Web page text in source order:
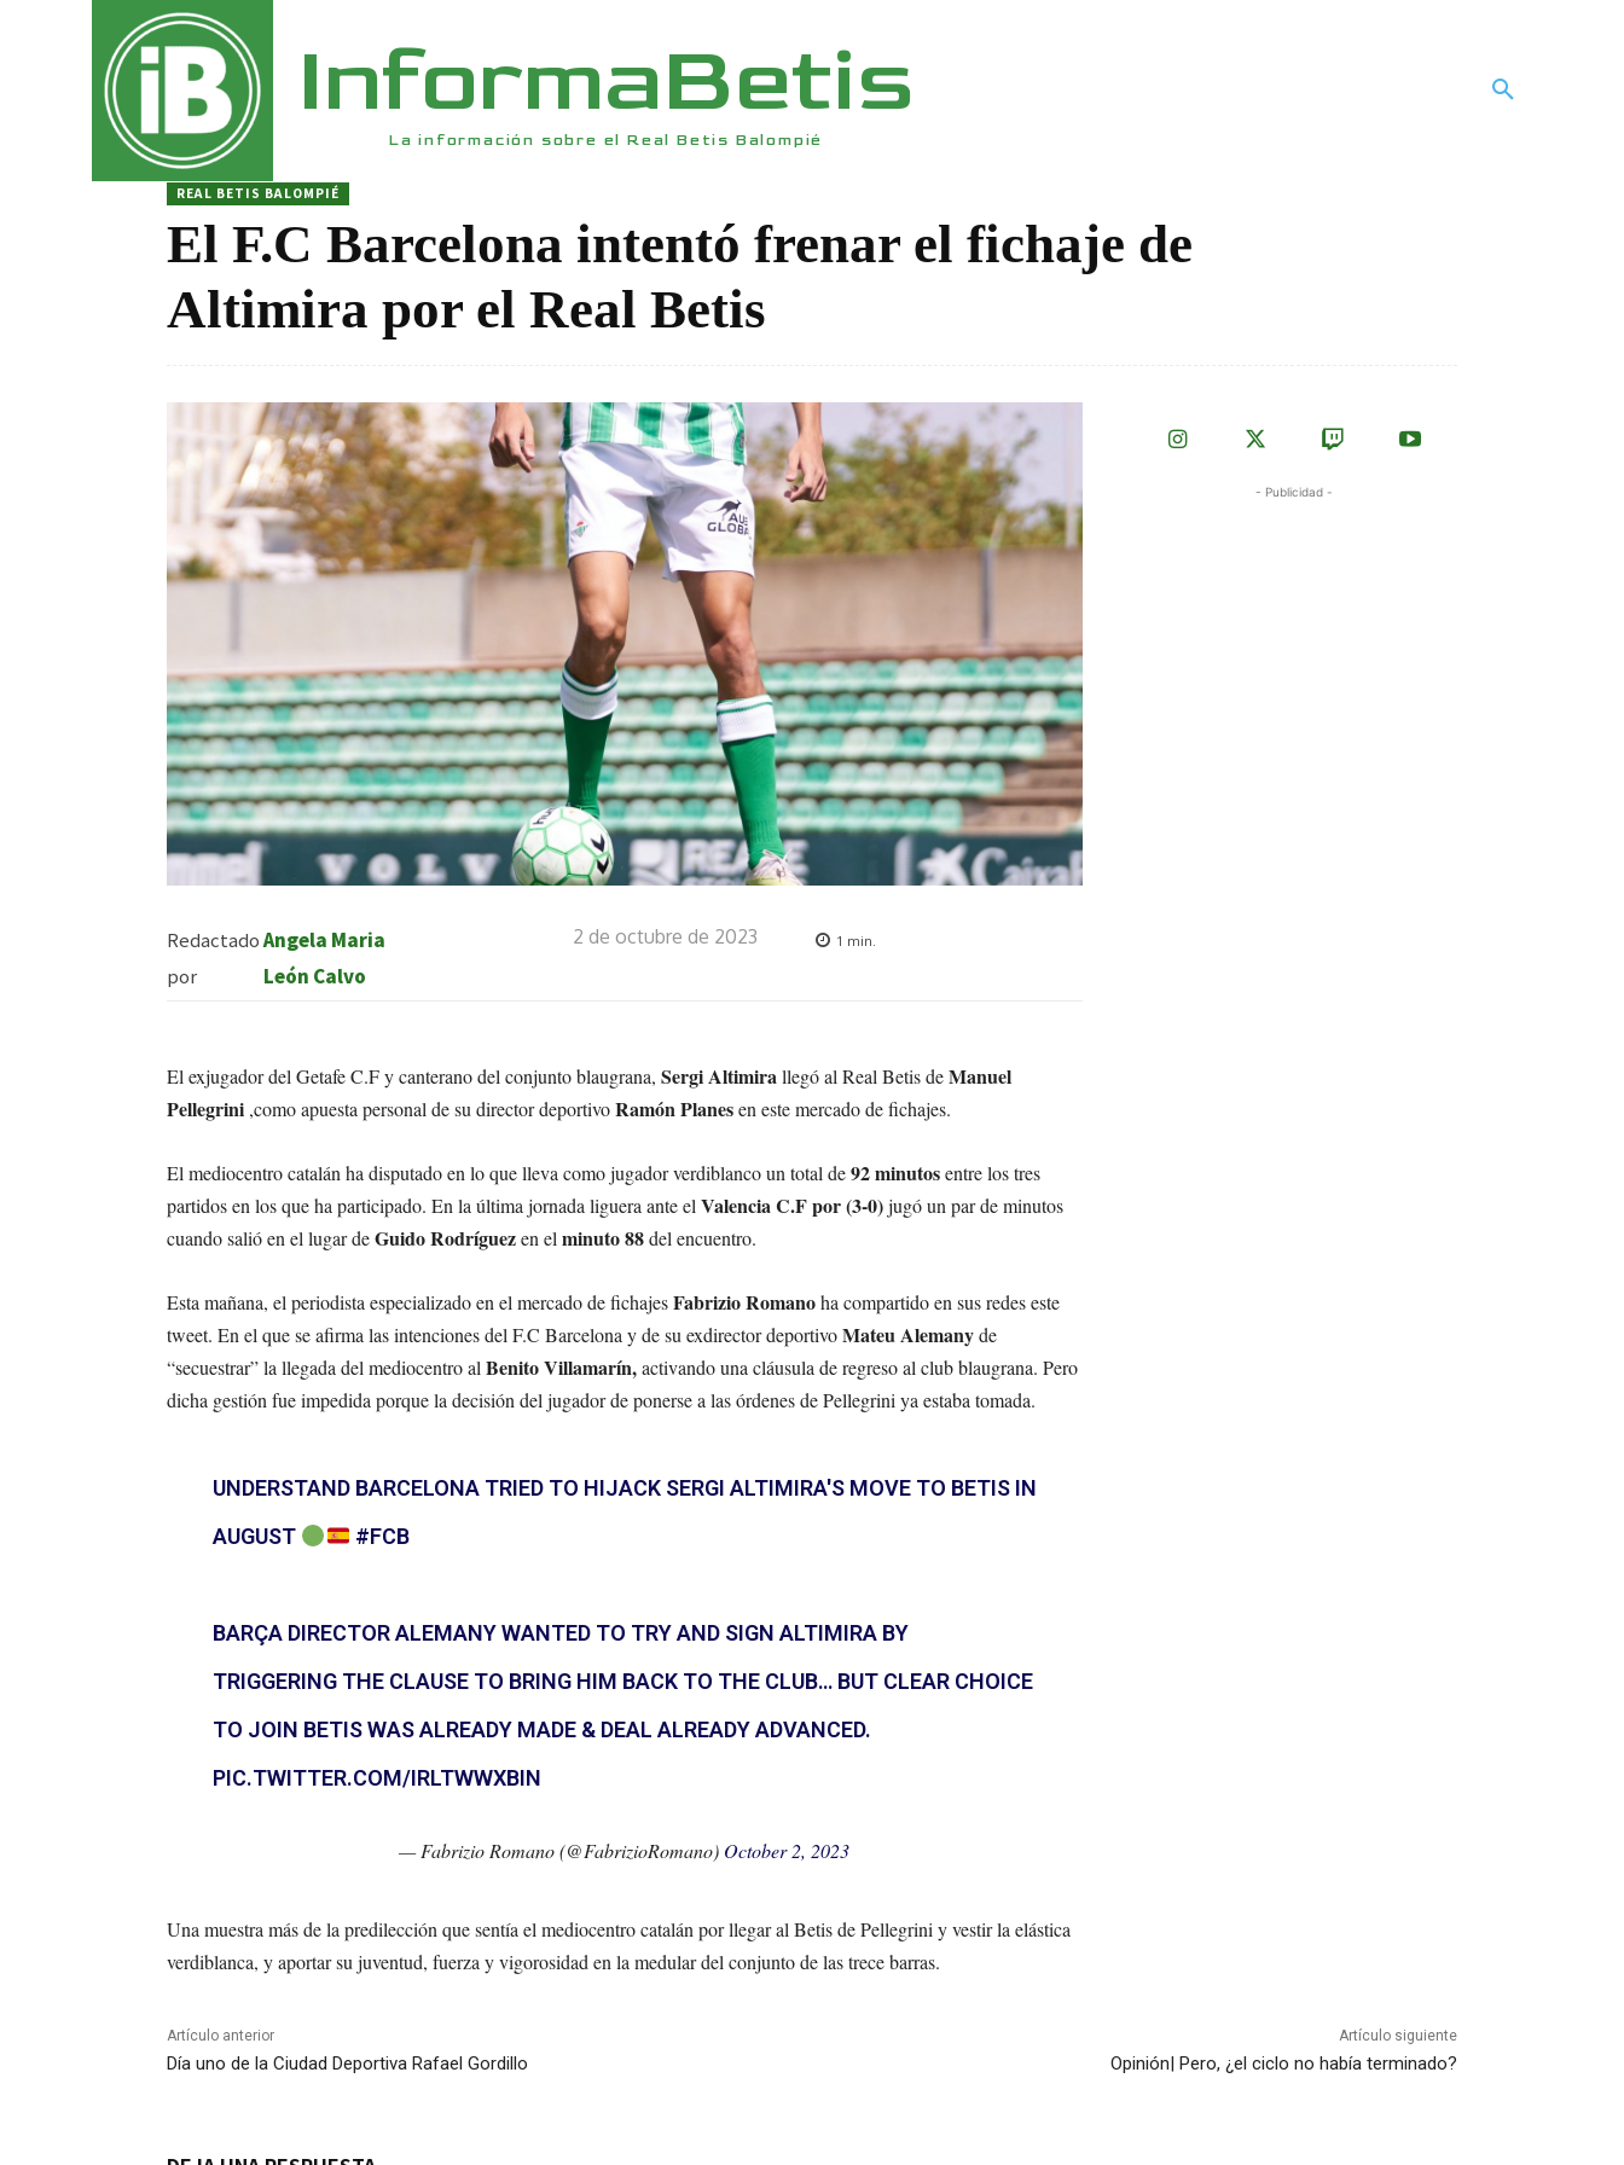
InformaBetis
La información sobre el Real Betis Balompié
REAL BETIS BALOMPIÉ
El F.C Barcelona intentó frenar el fichaje de
Altimira por el Real Betis
Redactado
por
Angela Maria
León Calvo
2 de octubre de 2023 1 min.
El exjugador del Getafe C.F y canterano del conjunto blaugrana, Sergi Altimirallegó al Real Betis deManuel
Pellegrini ,como apuesta personal de su director deportivoRamón Planesen este mercado de fichajes.
El mediocentro catalán ha disputado en lo que lleva como jugador verdiblanco un total de92 minutosentre los tres
partidos en los que ha participado. En la última jornada liguera ante elValencia C.F por (3-0)jugó un par de minutos
cuando salió en el lugar deGuido Rodríguezen elminuto 88del encuentro.
Esta mañana, el periodista especializado en el mercado de fichajesFabrizio Romanoha compartido en sus redes este
tweet. En el que se afirma las intenciones del F.C Barcelona y de su exdirector deportivoMateu Alemanyde
“secuestrar” la llegada del mediocentro alBenito Villamarín,activando una cláusula de regreso al club blaugrana. Pero
dicha gestión fue impedida porque la decisión del jugador de ponerse a las órdenes de Pellegrini ya estaba tomada.
UNDERSTAND BARCELONA TRIED TO HIJACK SERGI ALTIMIRA'S MOVE TO BETIS IN
AUGUST
#FCB
BARÇA DIRECTOR ALEMANY WANTED TO TRY AND SIGN ALTIMIRA BY
TRIGGERING THE CLAUSE TO BRING HIM BACK TO THE CLUB… BUT CLEAR CHOICE
TO JOIN BETIS WAS ALREADY MADE & DEAL ALREADY ADVANCED.
PIC.TWITTER.COM/IRLTWWXBIN
— Fabrizio Romano (@FabrizioRomano) October 2, 2023
Una muestra más de la predilección que sentía el mediocentro catalán por llegar al Betis de Pellegrini y vestir la elástica
verdiblanca, y aportar su juventud, fuerza y vigorosidad en la medular del conjunto de las trece barras.
- Publicidad -
Artículo anterior
Día uno de la Ciudad Deportiva Rafael Gordillo
Artículo siguiente
Opinión| Pero, ¿el ciclo no había terminado?